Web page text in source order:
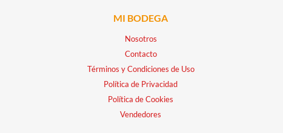
MI BODEGA
Nosotros
Contacto
Términos y Condiciones de Uso
Política de Privacidad
Política de Cookies
Vendedores